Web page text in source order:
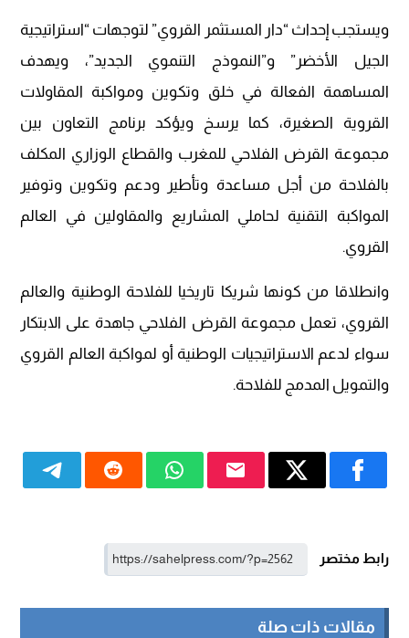
ويستجب إحداث “دار المستثمر القروي” لتوجهات “استراتيجية
الجيل الأخضر” و”النموذج التنموي الجديد”، ويهدف
المساهمة الفعالة في خلق وتكوين ومواكبة المقاولات
القروية الصغيرة، كما يرسخ ويؤكد برنامج التعاون بين
مجموعة القرض الفلاحي للمغرب والقطاع الوزاري المكلف
بالفلاحة من أجل مساعدة وتأطير ودعم وتكوين وتوفير
المواكبة التقنية لحاملي المشاريع والمقاولين في العالم
القروي.
وانطلاقا من كونها شريكا تاريخيا للفلاحة الوطنية والعالم
القروي، تعمل مجموعة القرض الفلاحي جاهدة على الابتكار
سواء لدعم الاستراتيجيات الوطنية أو لمواكبة العالم القروي
والتمويل المدمج للفلاحة.
رابط مختصر
مقالات ذات صلة